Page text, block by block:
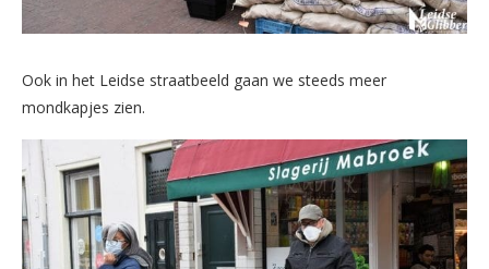
Ook in het Leidse straatbeeld gaan we steeds meer
mondkapjes zien.